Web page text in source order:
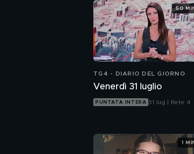
TG4 - DIARIO DEL GIORNO
Venerdì 31 luglio
PUNTATA INTERA 31 lug | Rete 4
50
1